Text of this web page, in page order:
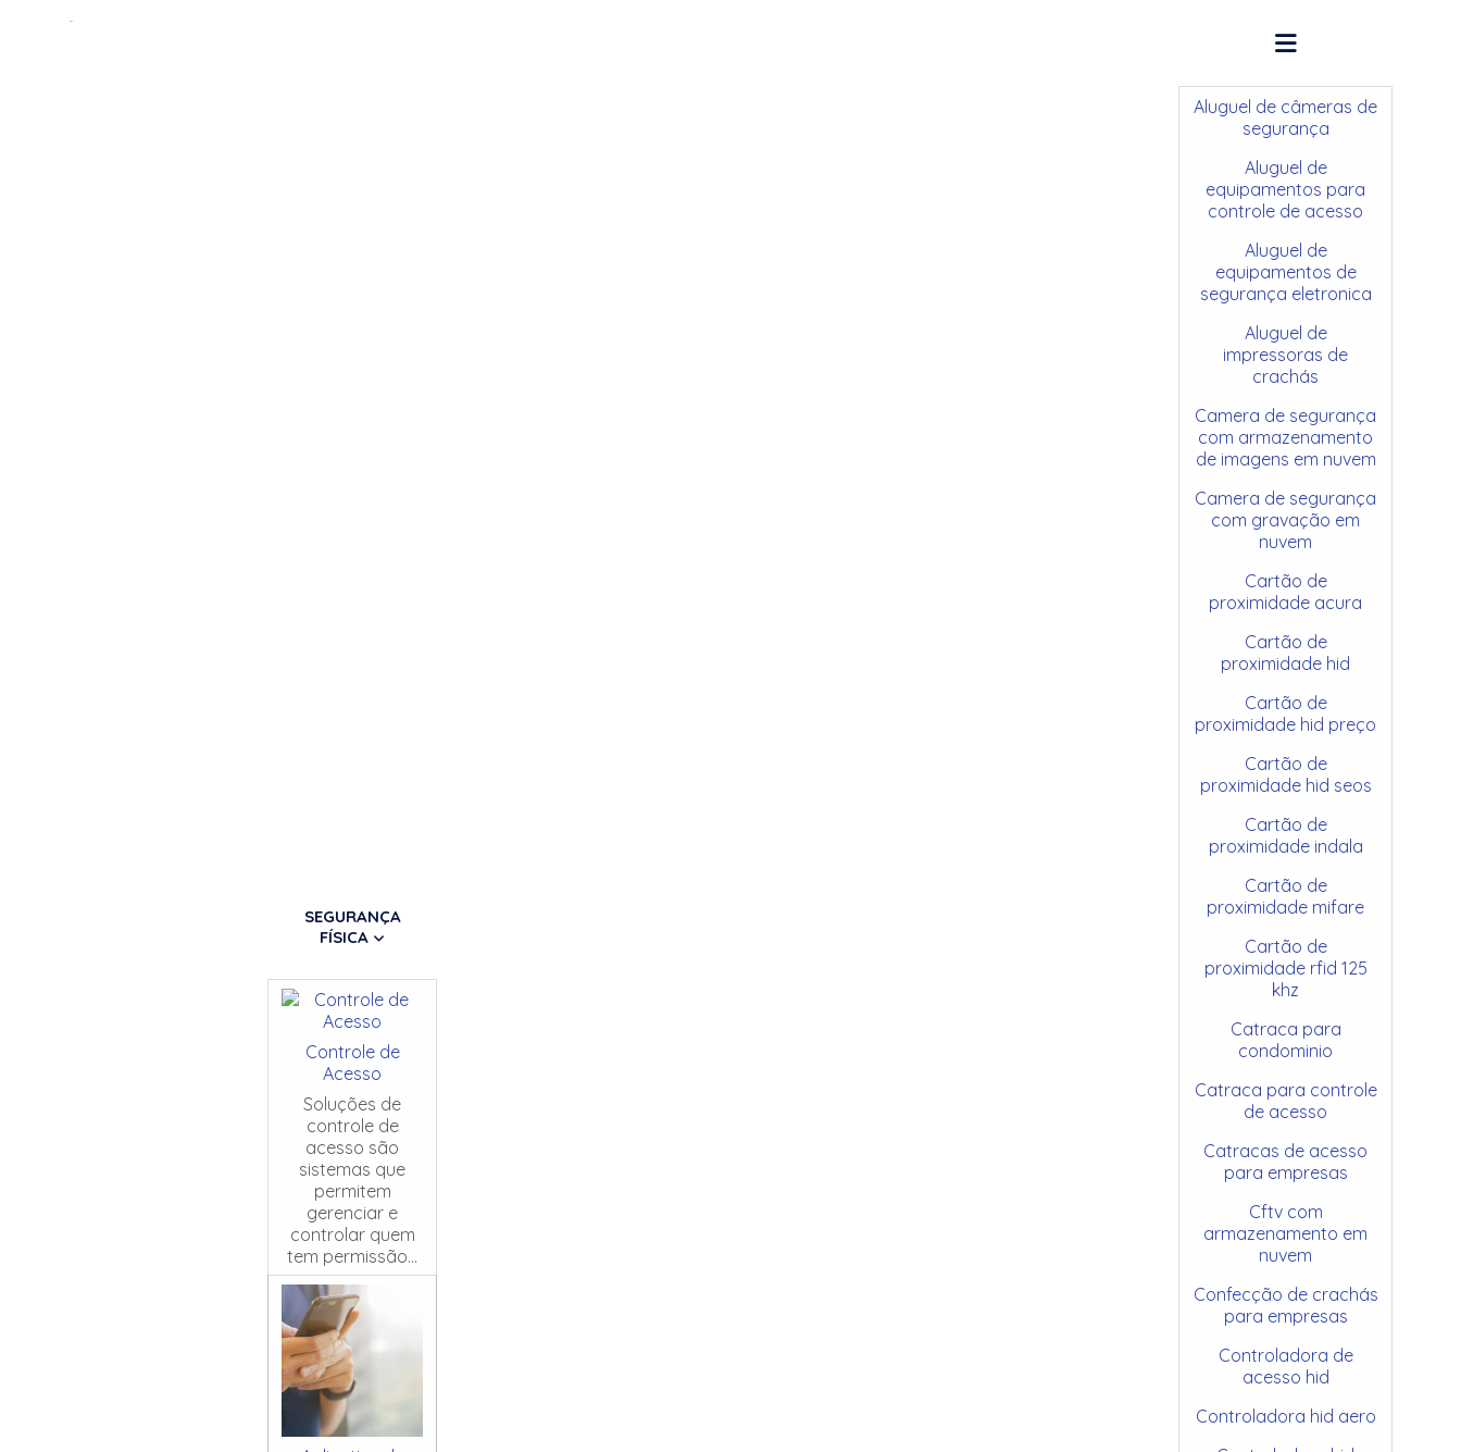
SEGURANÇA
FÍSICA
Controle de
Acesso
Soluções de
controle de
acesso são
sistemas que
permitem
gerenciar e
controlar quem
tem permissão...
Aluguel de câmeras de
segurança
Aluguel de
equipamentos para
controle de acesso
Aluguel de
equipamentos de
segurança eletronica
Aluguel de
impressoras de
crachás
Camera de segurança
com armazenamento
de imagens em nuvem
Camera de segurança
com gravação em
nuvem
Cartão de
proximidade acura
Cartão de
proximidade hid
Cartão de
proximidade hid preço
Cartão de
proximidade hid seos
Cartão de
proximidade indala
Cartão de
proximidade mifare
Cartão de
proximidade rfid 125
khz
Catraca para
condominio
Catraca para controle
de acesso
Catracas de acesso
para empresas
Cftv com
armazenamento em
nuvem
Confecção de crachás
para empresas
Controladora de
acesso hid
Controladora hid aero